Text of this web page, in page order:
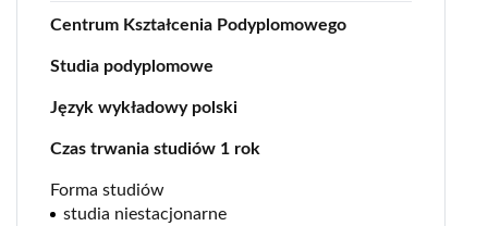
Centrum Kształcenia Podyplomowego
Studia podyplomowe
Język wykładowy polski
Czas trwania studiów 1 rok
Forma studiów
studia niestacjonarne